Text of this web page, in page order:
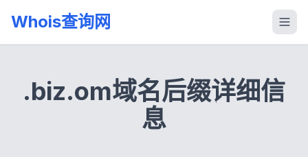
Whois查询网
.biz.om域名后缀详细信
息